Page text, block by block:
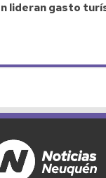
lideran gasto